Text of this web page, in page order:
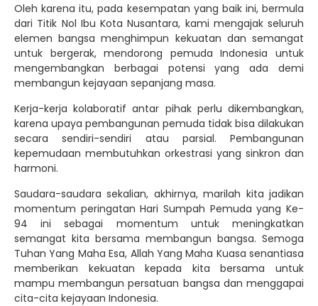
Oleh karena itu, pada kesempatan yang baik ini, bermula
dari Titik Nol Ibu Kota Nusantara, kami mengajak seluruh
elemen bangsa menghimpun kekuatan dan semangat
untuk bergerak, mendorong pemuda Indonesia untuk
mengembangkan berbagai potensi yang ada demi
membangun kejayaan sepanjang masa.
Kerja-kerja kolaboratif antar pihak perlu dikembangkan,
karena upaya pembangunan pemuda tidak bisa dilakukan
secara sendiri-sendiri atau parsial. Pembangunan
kepemudaan membutuhkan orkestrasi yang sinkron dan
harmoni.
Saudara-saudara sekalian, akhirnya, marilah kita jadikan
momentum peringatan Hari Sumpah Pemuda yang Ke-
94 ini sebagai momentum untuk meningkatkan
semangat kita bersama membangun bangsa. Semoga
Tuhan Yang Maha Esa, Allah Yang Maha Kuasa senantiasa
memberikan kekuatan kepada kita bersama untuk
mampu membangun persatuan bangsa dan menggapai
cita-cita kejayaan Indonesia.